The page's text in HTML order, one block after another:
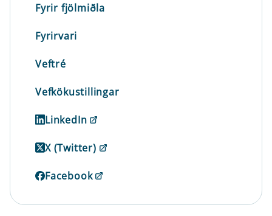
Fyrir fjölmiðla
Fyrirvari
Veftré
Vefkökustillingar
LinkedIn
X (Twitter)
Facebook